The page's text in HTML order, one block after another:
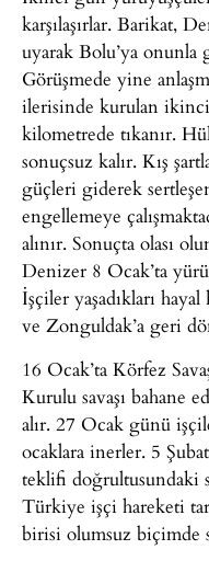
karşılaşırlar. Barikat,
uyarak Bolu’ya onunla
Görüşmede yine
ilerisinde kurulan
kilometrede tıkanır.
sonuçsuz kalır. Kış
güçleri giderek
engellemeye
alınır. Sonuçta olası
Denizer 8 Ocak’ta
İşçiler yaşadıkları hayal
ve Zonguldak’a geri
16 Ocak’ta Körfez
Kurulu savaşı bahane
alır. 27 Ocak günü
ocaklara inerler. 5
teklifi doğrultusundaki
Türkiye işçi hareketi
birisi olumsuz biçimde